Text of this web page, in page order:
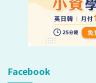
Facebook